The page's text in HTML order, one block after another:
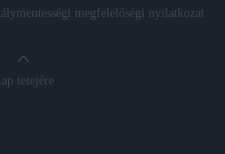
megfelelőségi nyilatkozat
tetejére